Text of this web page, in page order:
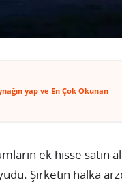
yap ve En Çok Okunan
ek hisse satın
Şirketin halka